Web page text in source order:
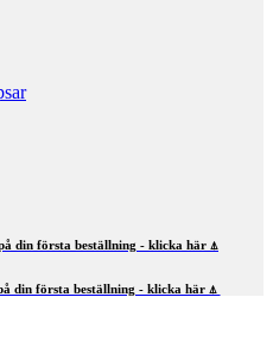
din första beställning - klicka här ⍋
din första beställning - klicka här ⍋